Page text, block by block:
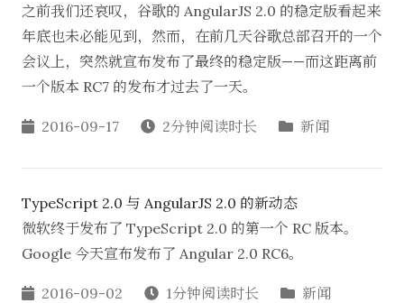
之前我们还哀叹，谷歌的 AngularJS 2.0 的稳定版看起来
年底也未必能见到，然而，在前几天谷歌总部召开的一个
会议上，突然就宣布发布了最终的稳定版——而这距离前
一个版本 RC7 的发布才过去了一天。
2016-09-17 2分钟阅读时长 新闻
TypeScript 2.0 与 AngularJS 2.0 的新动态
微软终于发布了 TypeScript 2.0 的第一个 RC 版本。
Google 今天宣布发布了 Angular 2.0 RC6。
2016-09-02 1分钟阅读时长 新闻